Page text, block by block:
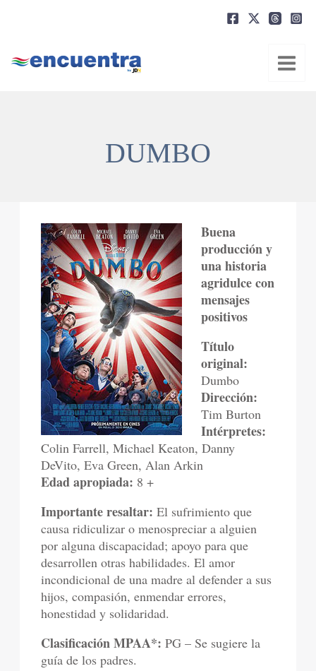
DUMBO
Buena
producción y
una historia
agridulce con
mensajes
positivos
Título
original:
Dumbo
Dirección:
Tim Burton
Intérpretes:
Colin Farrell, Michael Keaton, Danny
DeVito, Eva Green, Alan Arkin
Edad apropiada: 8 +
Importante resaltar: El sufrimiento que
causa ridiculizar o menospreciar a alguien
por alguna discapacidad; apoyo para que
desarrollen otras habilidades. El amor
incondicional de una madre al defender a sus
hijos, compasión, enmendar errores,
honestidad y solidaridad.
Clasificación MPAA*: PG – Se sugiere la
guía de los padres.